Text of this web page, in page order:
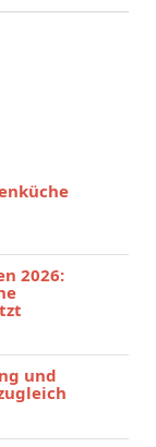
2026:
und